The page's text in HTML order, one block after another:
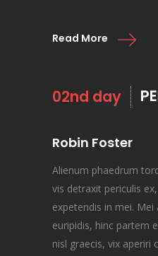
Read More
02nd day
Robin Foster
Alienum phaedrum
vis detraxit periculis
expetendis in mei. Mei
euripidis, hinc partem
nisl graecis, vix aperiri